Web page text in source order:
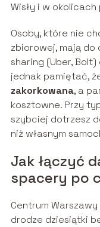
Wisły i w okolicach
Osoby, które nie
zbiorowej, mają do
sharing (Uber,
jednak pamiętać,
zakorkowana, a
kosztowne. Przy
szybciej dotrzesz
niż własnym
Jak łączyć
spacery po
Centrum
drodze dziesiątki